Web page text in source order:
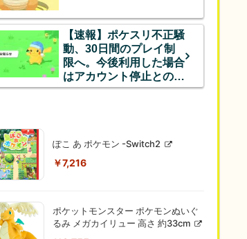
【速報】ポケスリ不正騒
動、30日間のプレイ制
限へ。今後利用した場合
はアカウント停止とのこ
と
ぽこ あ ポケモン -Switch2
￥7,216
ポケットモンスター ポケモンぬいぐ
るみ メガカイリュー 高さ 約33cm